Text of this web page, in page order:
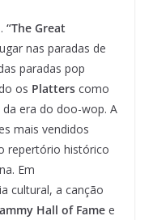
“The Great
nas paradas de
paradas pop
os Platterscomo
era do doo-wop. A
mais vendidos
repertório histórico
Em
cultural, a canção
Hall of Famee